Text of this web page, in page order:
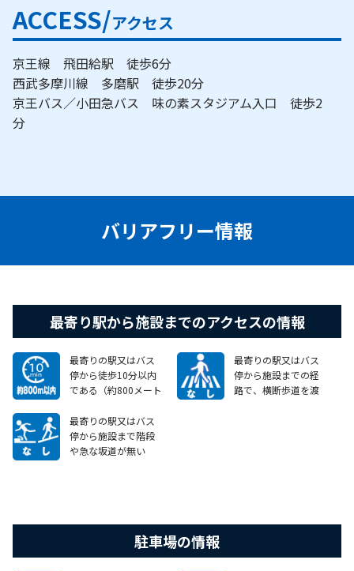
ACCESS/アクセス
京王線 飛田給駅 徒歩6分
西武多摩川線 多磨駅 徒歩20分
京王バス／小田急バス 味の素スタジアム入口 徒歩2
分
バリアフリー情報
最寄り駅から施設までのアクセスの情報
最寄りの駅又はバス
停から徒歩10分以内
である（約800メート
最寄りの駅又はバス
停から施設までの経
路で、横断歩道を渡
最寄りの駅又はバス
停から施設まで階段
や急な坂道が無い
駐車場の情報